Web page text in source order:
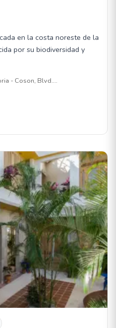
en la costa noreste de la
por su biodiversidad y
- Coson, Blvd.…